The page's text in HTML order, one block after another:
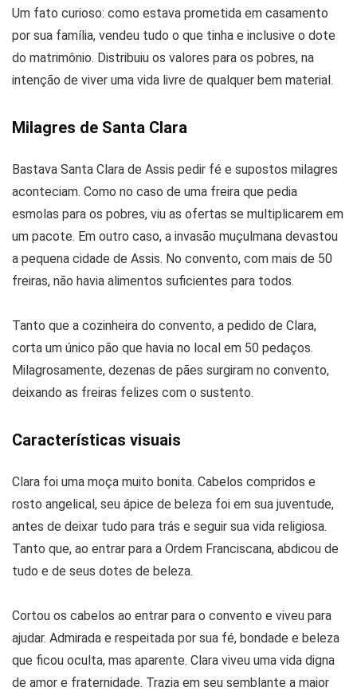
Um fato curioso: como estava prometida em casamento
por sua família, vendeu tudo o que tinha e inclusive o dote
do matrimônio. Distribuiu os valores para os pobres, na
intenção de viver uma vida livre de qualquer bem material.
Milagres de Santa Clara
Bastava Santa Clara de Assis pedir fé e supostos milagres
aconteciam. Como no caso de uma freira que pedia
esmolas para os pobres, viu as ofertas se multiplicarem em
um pacote. Em outro caso, a invasão muçulmana devastou
a pequena cidade de Assis. No convento, com mais de 50
freiras, não havia alimentos suficientes para todos.
Tanto que a cozinheira do convento, a pedido de Clara,
corta um único pão que havia no local em 50 pedaços.
Milagrosamente, dezenas de pães surgiram no convento,
deixando as freiras felizes com o sustento.
Características visuais
Clara foi uma moça muito bonita. Cabelos compridos e
rosto angelical, seu ápice de beleza foi em sua juventude,
antes de deixar tudo para trás e seguir sua vida religiosa.
Tanto que, ao entrar para a Ordem Franciscana, abdicou de
tudo e de seus dotes de beleza.
Cortou os cabelos ao entrar para o convento e viveu para
ajudar. Admirada e respeitada por sua fé, bondade e beleza
que ficou oculta, mas aparente. Clara viveu uma vida digna
de amor e fraternidade. Trazia em seu semblante a maior